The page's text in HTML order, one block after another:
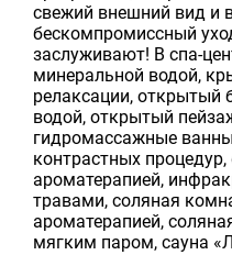
свежий внешний вид и
бескомпромиссный
заслуживают! В спа-
минеральной водой,
релаксации, открытый
водой, открытый
гидромассажные
контрастных
ароматерапией,
травами, соляная
ароматерапией,
мягким паром, сауна